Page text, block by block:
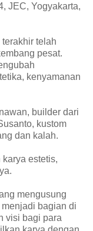
JEC, Yogyakarta,
telah
pesat.
kenyamanan
builder dari
kustom
dan kalah.
estetis,
mengusung
bagian di
visi bagi para